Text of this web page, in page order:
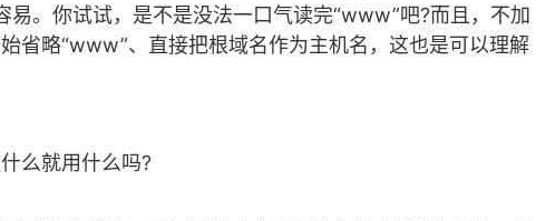
。你试试，是不是没法一口气读完“www”吧?而且，不加
省略“www”、直接把根域名作为主机名，这也是可以理解
么就用什么吗?